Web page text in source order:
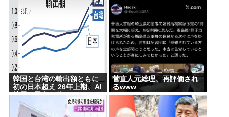
韓国と台湾の輸出額ともに
初の日本超え 26年上期、AI
特需の恩恵で差
菅直人元総理、再評価され
るwww